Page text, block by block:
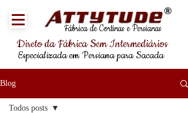
Fábrica de Cortinas e Persianas
®
Direto da Fábrica Sem Intermediários
Especializada em Persiana para Sacada
Blog
Todos posts